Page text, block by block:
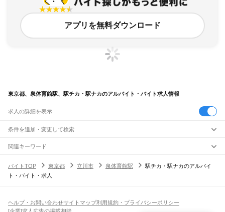
アプリを無料ダウンロード
東京都、泉体育館駅、駅チカ・駅ナカのアルバイト・バイト求人情報
求人の詳細を表示
条件を追加・変更して検索
市区町村を追加・変更
東京都すべて
東京23区すべて
江戸川区
駅を追加・変更
JR山手線
職種を追加・変更
飲食・フードサービスすべて
ホールスタッフキッチンスタッフ
人気
関連キーワード
バイトTOP
東京都 立川市 泉体育館駅
駅チカ・駅ナカのアルバイ
ト・バイト・求人
ヘルプ・お問い合わせサイトマップ利用規約・プライバシーポリシー